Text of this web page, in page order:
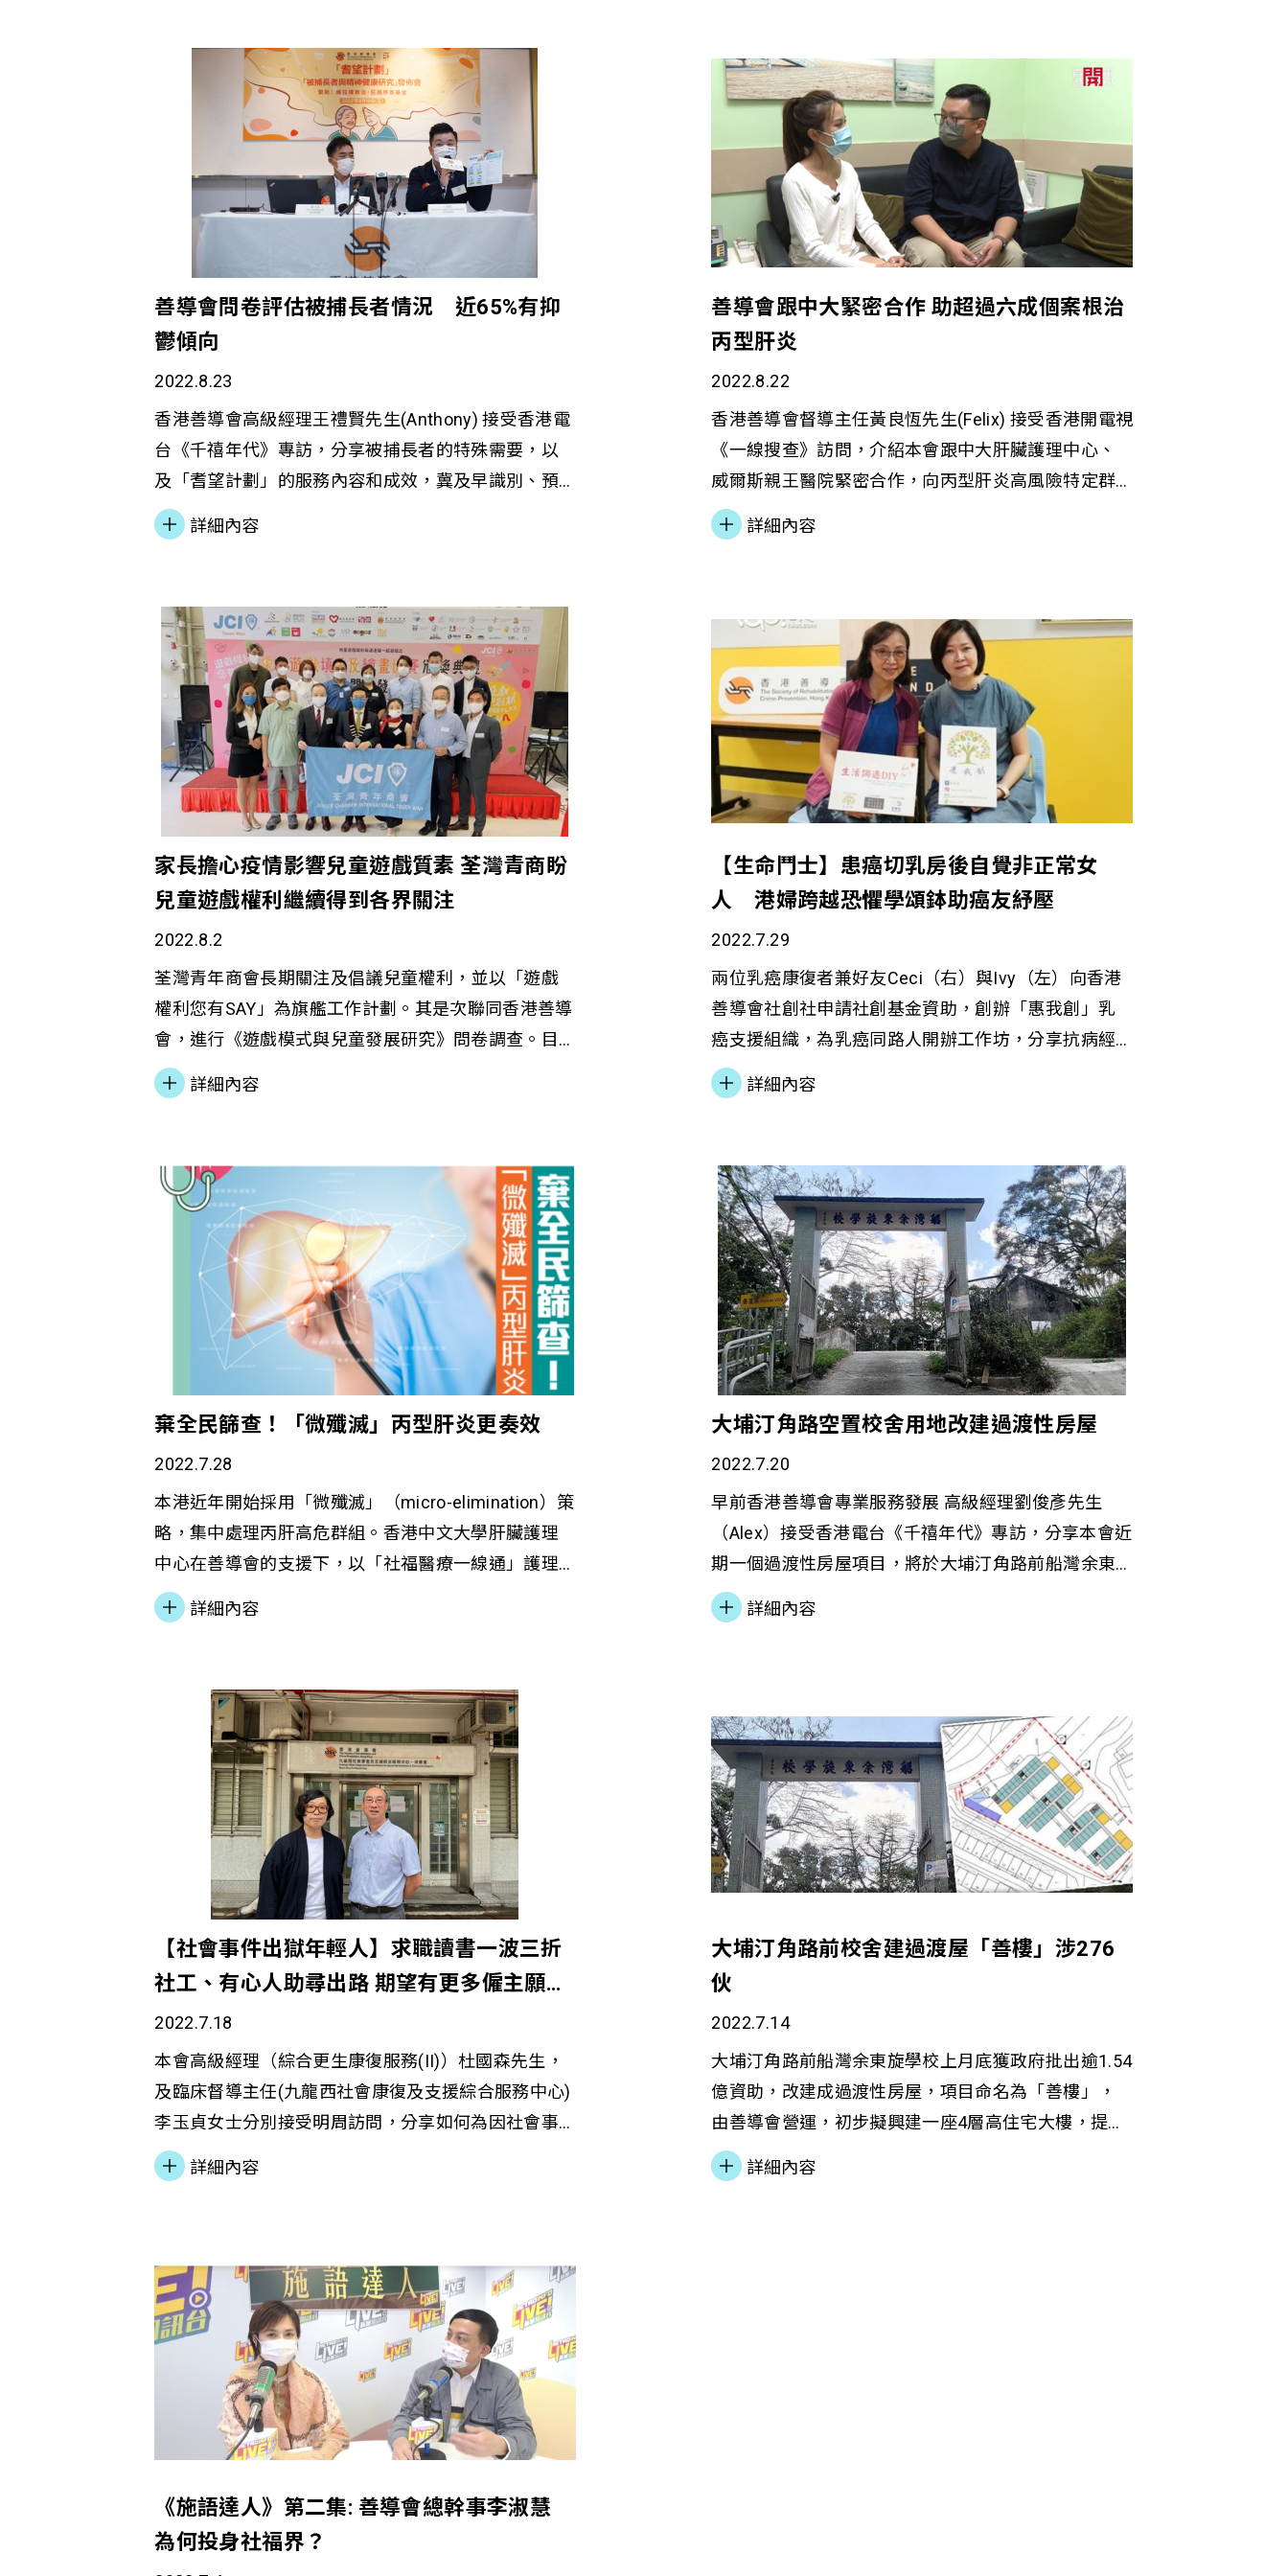
善導會問卷評估被捕長者情況 近65%有抑
鬱傾向
2022.8.23
香港善導會高級經理王禮賢先生(Anthony) 接受香港電
台《千禧年代》專訪，分享被捕長者的特殊需要，以
及「耆望計劃」的服務內容和成效，冀及早識別、預
防及減少長者發生違法行為事件。本會作出五大建
議，包括恆常化支援被捕長者的專隊服務、建立及優
被捕長者特殊需要、建立線上線下資訊平台、成立同
行者義工服務隊。
詳細內容
善導會跟中大緊密合作 助超過六成個案根治
丙型肝炎
2022.8.22
香港善導會督導主任黃良恆先生(Felix) 接受香港開電視
《一線搜查》訪問，介紹本會跟中大肝臟護理中心、
威爾斯親王醫院緊密合作，向丙型肝炎高風險特定群
組提供快速測試輔導服務以及陪診服務。他分享，成
功轉介約50名個案到中大接受治療，當中超過六成能
詳細內容
家長擔心疫情影響兒童遊戲質素 荃灣青商盼
兒童遊戲權利繼續得到各界關注
2022.8.2
荃灣青年商會長期關注及倡議兒童權利，並以「遊戲
權利您有SAY」為旗艦工作計劃。其是次聯同香港善導
會，進行《遊戲模式與兒童發展研究》問卷調查。目
的是了解香港兒童於疫情下遊玩的情況，並探討該情
況對兒童的學業、社交和情緒健康的影響。
詳細內容
【生命鬥士】患癌切乳房後自覺非正常女
人 港婦跨越恐懼學頌鉢助癌友紓壓
2022.7.29
兩位乳癌康復者兼好友Ceci（右）與Ivy（左）向香港
善導會社創社申請社創基金資助，創辦「惠我創」乳
癌支援組織，為乳癌同路人開辦工作坊，分享抗病經
歷，並藉著靜觀、頌鉢、正念瑜伽等方法助他們調適
身心、紓緩壓力。
詳細內容
棄全民篩查！「微殲滅」丙型肝炎更奏效
2022.7.28
本港近年開始採用「微殲滅」（micro-elimination）策
略，集中處理丙肝高危群組。香港中文大學肝臟護理
中心在善導會的支援下，以「社福醫療一線通」護理
模式，為新界東區內曾以針筒注射毒品的人士，提供
健康資訊教育、丙肝篩查、診斷、治療服務。本會社
功邀請區內31名正接受美沙酮戒毒治療並且確診的丙
肝人士，於威爾斯親王醫院接受丙肝治療，他們最終
全部成功清除丙肝病毒。
詳細內容
大埔汀角路空置校舍用地改建過渡性房屋
2022.7.20
早前香港善導會專業服務發展 高級經理劉俊彥先生
（Alex）接受香港電台《千禧年代》專訪，分享本會近
期一個過渡性房屋項目，將於大埔汀角路前船灣余東
旋學校興建一座4層高住宅大樓，命名為「善樓」。當
中提及主要的服務對象及項目理念，還有住宿期間的
念。
詳細內容
【社會事件出獄年輕人】求職讀書一波三折
社工、有心人助尋出路 期望有更多僱主願意
給予他們機會，讓他們能發揮所長
2022.7.18
本會高級經理（綜合更生康復服務(II)）杜國森先生，
及臨床督導主任(九龍西社會康復及支援綜合服務中心)
李玉貞女士分別接受明周訪問，分享如何為因社會事
件入獄青年策劃服務，如提供心理輔導、協助候審人
士完成法律程序，以及為出獄青年提供生涯規劃服
詳細內容
大埔汀角路前校舍建過渡屋「善樓」涉276
伙
2022.7.14
大埔汀角路前船灣余東旋學校上月底獲政府批出逾1.54
億資助，改建成過渡性房屋，項目命名為「善樓」，
由善導會營運，初步擬興建一座4層高住宅大樓，提供
276個單位，預料可惠及約608人，最快2024年中入
伙。
詳細內容
《施語達人》第二集: 善導會總幹事李淑慧
為何投身社福界？